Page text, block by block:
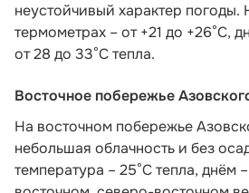
неустойчивый характер погоды.
термометрах – от +21 до +26°С,
от 28 до 33°С тепла.
Восточное побережье
На восточном побережье
небольшая облачность и без
температура – 25°С тепла, днём